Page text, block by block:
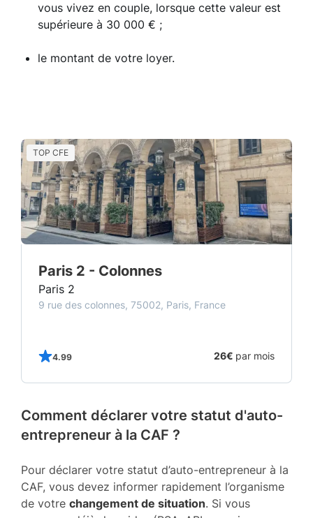
vous vivez en couple, lorsque cette valeur est
supérieure à 30 000 € ;
le montant de votre loyer.
TOP CFE
Paris 2 - Colonnes
Paris 2
9 rue des colonnes, 75002, Paris, France
4.99 26€ par mois
Comment déclarer votre statut d'auto-
entrepreneur à la CAF ?
Pour déclarer votre statut d’auto-entrepreneur à la
CAF, vous devez informer rapidement l’organisme
de votre changement de situation. Si vous